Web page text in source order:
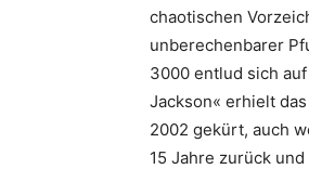
chaotischen
unberechenbarer
3000 entlud sich
Jackson« erhielt
2002 gekürt, auch
15 Jahre zurück